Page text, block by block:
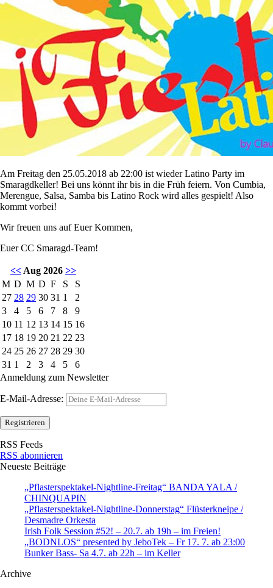
Am Freitag den 25.05.2018 ab 22:00 ist wieder Latino Party im
Smaragdkeller! Bei uns könnt ihr bis in die Früh feiern. Von Cumbia,
Merengue, Salsa, Samba bis Latino Rock wird alles gespielt! Also
kommt vorbei!
Wir freuen uns auf Euer Kommen,
Euer CC Smaragd-Team!
<< Aug 2026 >>
M D M D F S
S
27 28 29 30 31 1
2
3
4 5 6 7 8
9
10 11 12 13 14 15 16
17 18 19 20 21 22 23
24 25 26 27 28 29 30
31 1 2 3 4 5
6
Anmeldung zum Newsletter
E-Mail-Adresse:
RSS Feeds
RSS abonnieren
Neueste Beiträge
„Pflasterspektakel-Nightline-Freitag“ BANDA YALA /
CHINQUAPIN
„Pflasterspektakel-Nightline-Donnerstag“ Flüsterkneipe /
Desmadre Orkesta
Irish Folk Session #52! – 20.7. ab 19h – im Freien!
„BODNLOS“ presented by JeboTek – Fr 17. 7. ab 23:00
Bunker Bass- Sa 4.7. ab 22h – im Keller
Archive